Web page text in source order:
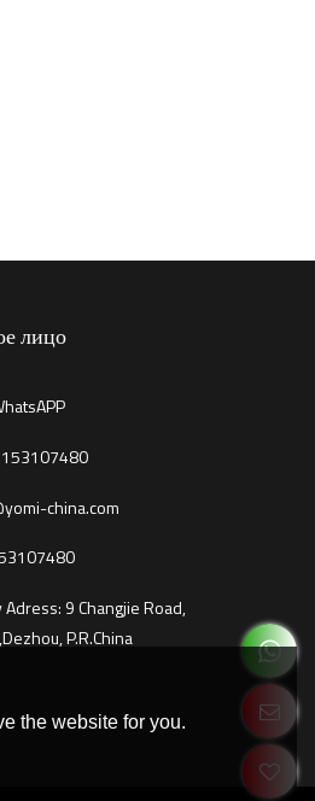
лицо
china.com
Adress: 9 Changjie Road,
P.R.China
the website for you.